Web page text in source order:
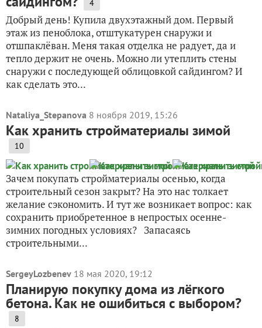
4
Добрый день! Купила двухэтажный дом. Первый
этаж из пеноблока, отштукатурен снаружи и
отшпаклёван. Меня такая отделка не радует, да и
тепло держит не очень. Можно ли утеплить стены
снаружи с последующей облицовкой сайдингом? И
как сделать это...
Nataliya_Stepanova 8 ноября 2019, 15:26
Как хранить стройматериалы зимой
10
Зачем покупать стройматериалы осенью, когда
строительный сезон закрыт? На это нас толкает
желание сэкономить. И тут же возникает вопрос: как
сохранить приобретенное в непростых осенне-
зимних погодных условиях? Запасаясь
строительными...
SergeyLozbenev 18 мая 2020, 19:12
Планирую покупку дома из лёгкого
бетона. Как не ошибиться с выбором?
8